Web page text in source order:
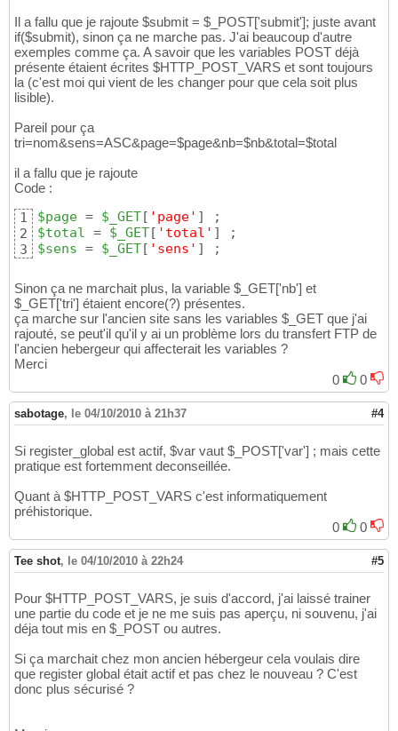
28
29
30
31
32
33
35
36
37
38
40
41
42
43
45
46
47
48
49
51
52
53
55
<TABLE width="80%" class="bordure"
<TR><TD>
<TABLE WIDTH="100%" class="tab">
<TR><TD class="bordure"><span
<TR><TD>&nbsp;</TD></TR>
<TR><TD align="center">
<span class="cat_index">
Veuillez entrer vos identifiants afin
</span>
</TD></TR>
<form name="form" action="index.php"
<TR><TD align="center">
<?php
<TR><TD align="center">
<span class="cat_index">
</span>
</TD></TR>
<TR><TD align="center">
<span class="cat_index">
Mot de passe:<br><input type="password"
</span>
</TD></TR>
<TR><TD align="center">
<input type="submit" name="submit"
</form>
14
15
16
17
18
19
21
22
23
24
25
26
27
28
29
31
32
33
34
35
36
37
38
39
41
42
44
45
47
48
50
51
52
54
55
  endif;
}
?>
<HTML>
<TITLE></TITLE>
<link rel="stylesheet" href="classic.css"
</HEAD>
<BODY>
<p align="center" class="titre">.::
<TABLE width="80%" class="bordure"
<TABLE WIDTH="100%" class="tab">
<TR><TD class="bordure"><span
<TR><TD>&nbsp;</TD></TR>
<TR><TD align="center">
<span class="cat_index">
Veuillez entrer vos identifiants afin
</span>
</TD></TR>
<TR><TD align="center"><?php echo $msg ?></
<TR><TD align="center">
Nom d'utilisateur:<br><input type="text"
</span>
<TR><TD align="center">
<span class="cat_index">
</span>
</TD></TR>
<TR><TD align="center">
</TD></TR>
</form>
Il a fallu que je rajoute $submit = $_POST['submit']; juste avant
if($submit), sinon ça ne marche pas. J'ai beaucoup d'autre
exemples comme ça. A savoir que les variables POST déjà
présente étaient écrites $HTTP_POST_VARS et sont toujours
la (c'est moi qui vient de les changer pour que cela soit plus
lisible).
Pareil pour ça
tri=nom&sens=ASC&page=$page&nb=$nb&total=$total
il a fallu que je rajoute
Code :
1
2
3
$page = $_GET [ 'page' ]
$total = $_GET [ 'total' ]
$sens = $_GET [ 'sens' ] ;
Sinon ça ne marchait plus, la variable $_GET['nb'] et
$_GET['tri'] étaient encore(?) présentes.
ça marche sur l'ancien site sans les variables $_GET que j'ai
rajouté, se peut'il qu'il y ai un problème lors du transfert FTP de
l'ancien hebergeur qui affecterait les variables ?
Merci
0
0
sabotage, le 04/10/2010 à 21h37 #4
Si register_global est actif, $var vaut $_POST['var'] ; mais cette
pratique est fortemment deconseillée.
Quant à $HTTP_POST_VARS c'est informatiquement
préhistorique.
0
0
Tee shot, le 04/10/2010 à 22h24 #5
Pour $HTTP_POST_VARS, je suis d'accord, j'ai laissé trainer
une partie du code et je ne me suis pas aperçu, ni souvenu, j'ai
déja tout mis en $_POST ou autres.
Si ça marchait chez mon ancien hébergeur cela voulais dire
que register global était actif et pas chez le nouveau ? C'est
donc plus sécurisé ?